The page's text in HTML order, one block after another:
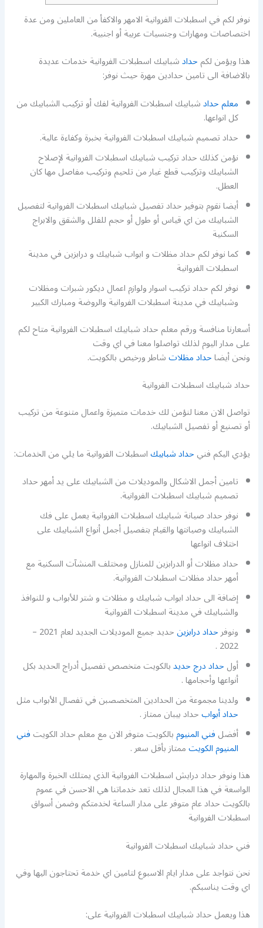
نوفر لكم في اسطبلات الفروانية الامهر والاكفأ من العاملين ومن عدة
اختصاصات ومهارات وجنسيات عربية أو اجنبية.
هذا ويؤمن لكمحدادشبابيك اسطبلات الفروانية خدمات عديدة
بالاضافة الى تامين حدادين مهرة حيث نوفر:
معلم حدادشبابيك اسطبلات الفروانية لفك أو تركيب الشبابيك من
كل انواعها.
حداد تصميم شبابيك اسطبلات الفروانية بخبرة وكفاءة عالية.
نؤمن كذلك حداد تركيب شبابيك اسطبلات الفروانية لإصلاح
الشبابيك وتركيب قطع غيار من تلحيم وتركيب مفاصل مها كان
العطل.
أيضا نقوم بتوفير حداد تفصيل شبابيك اسطبلات الفروانية لتفصيل
الشبابيك من اي قياس أو طول أو حجم للفلل والشقق والابراج
السكنية
كما نوفر لكم حداد مظلات و ابواب شبابيك و درابزين في مدينة
اسطبلات الفروانية
نوفر لكم حداد تركيب اسوار ولوازم اعمال ديكور شبرات ومظلات
وشبابيك في مدينة اسطبلات الفروانية والروضة ومبارك الكبير
أسعارنا منافسة ورقم معلم حداد شبابيك اسطبلات الفروانية متاح لكم
على مدار اليوم لذلك تواصلوا معنا في اي وقت
ونحن أيضاحداد مظلاتشاطر ورخيص بالكويت.
حداد شبابيك اسطبلات الفروانية
تواصل الان معنا لنؤمن لك خدمات متميزة واعمال متنوعة من تركيب
أو تصنيع أو تفصيل الشبابيك.
يؤدي اليكم فنيحداد شبابيكاسطبلات الفروانية ما يلي من الخدمات:
تامين أجمل الاشكال والموديلات من الشبابيك على يد أمهر حداد
تصميم شبابيك اسطبلات الفروانية.
نوفر حداد صيانة شبابيك اسطبلات الفروانية يعمل على فك
الشبابيك وصيانتها والقيام بتفصيل أجمل أنواع الشبابيك على
اختلاف انواعها
حداد مظلات أو الدرابزين للمنازل ومختلف المنشآت السكنية مع
أمهر حداد مظلات اسطبلات الفروانية.
إضافة الى حداد ابواب شبابيك و مظلات و شتر للأبواب و للنوافذ
والشبابيك في مدينة اسطبلات الفروانية
ونوفرحداد درابزين حديد جميع الموديلات الجديد لعام 2021 –
2022 .
أولحداد درج حديدبالكويت متخصص تفصيل أدراج الحديد بكل
أنواعها وأحجامها .
ولدينا مجموعة من الحدادين المتخصصبن في تفصال الأبواب مثل
حداد أبوابحداد بيبان ممتاز .
أفضلفني المنيومبالكويت متوفر الان مع معلم حداد الكويتفني
المنيوم الكويتممتاز بأقل سعر .
هذا ونوفر حداد درايش اسطبلات الفروانية الذي يمتلك الخبرة والمهارة
الواسعة في هذا المجال لذلك تعد خدماتنا هي الاحسن في عموم
بالكويت حداد عام متوفر على مدار الساعة لخدمتكم وضمن أسواق
اسطبلات الفروانية
فني حداد شبابيك اسطبلات الفروانية
نحن نتواجد على مدار ايام الاسبوع لتامين اي خدمة تحتاجون اليها وفي
اي وقت يناسبكم.
هذا ويعمل حداد شبابيك اسطبلات الفروانية على: